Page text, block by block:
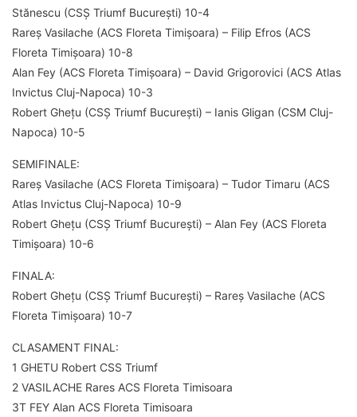
Stănescu (CSȘ Triumf București) 10-4
Rareș Vasilache (ACS Floreta Timișoara) – Filip Efros (ACS
Floreta Timișoara) 10-8
Alan Fey (ACS Floreta Timișoara) – David Grigorovici (ACS Atlas
Invictus Cluj-Napoca) 10-3
Robert Ghețu (CSȘ Triumf București) – Ianis Gligan (CSM Cluj-
Napoca) 10-5
SEMIFINALE:
Rareș Vasilache (ACS Floreta Timișoara) – Tudor Timaru (ACS
Atlas Invictus Cluj-Napoca) 10-9
Robert Ghețu (CSȘ Triumf București) – Alan Fey (ACS Floreta
Timișoara) 10-6
FINALA:
Robert Ghețu (CSȘ Triumf București) – Rareș Vasilache (ACS
Floreta Timișoara) 10-7
CLASAMENT FINAL:
1 GHETU Robert CSS Triumf
2 VASILACHE Rares ACS Floreta Timisoara
3T FEY Alan ACS Floreta Timisoara